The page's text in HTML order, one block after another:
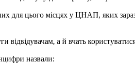
для цього місцях у ЦНАП, яких
відвідувачам, а й вчать
назвали: